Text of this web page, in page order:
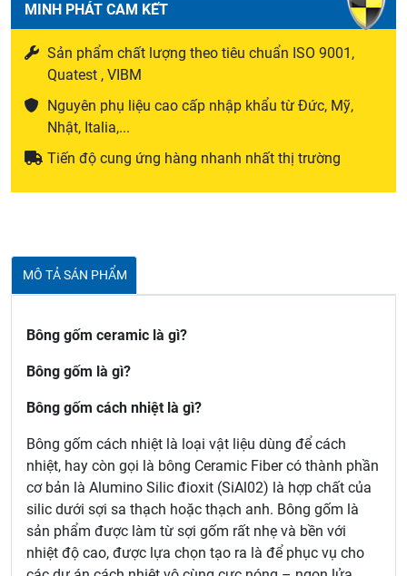
MINH PHÁT CAM KẾT
Sản phẩm chất lượng theo tiêu chuẩn ISO 9001,
Quatest , VIBM
Nguyên phụ liệu cao cấp nhập khẩu từ Đức, Mỹ,
Nhật, Italia,...
Tiến độ cung ứng hàng nhanh nhất thị trường
MÔ TẢ SÁN PHẨM
Bông gốm ceramic là gì?
Bông gốm là gì?
Bông gốm cách nhiệt là gì?
Bông gốm cách nhiệt là loại vật liệu dùng để cách
nhiệt, hay còn gọi là bông Ceramic Fiber có thành phần
cơ bản là Alumino Silic đioxit (SiAl02) là hợp chất của
silic dưới sợi sa thạch hoặc thạch anh. Bông gốm là
sản phẩm được làm từ sợi gốm rất nhẹ và bền với
nhiệt độ cao, được lựa chọn tạo ra là để phục vụ cho